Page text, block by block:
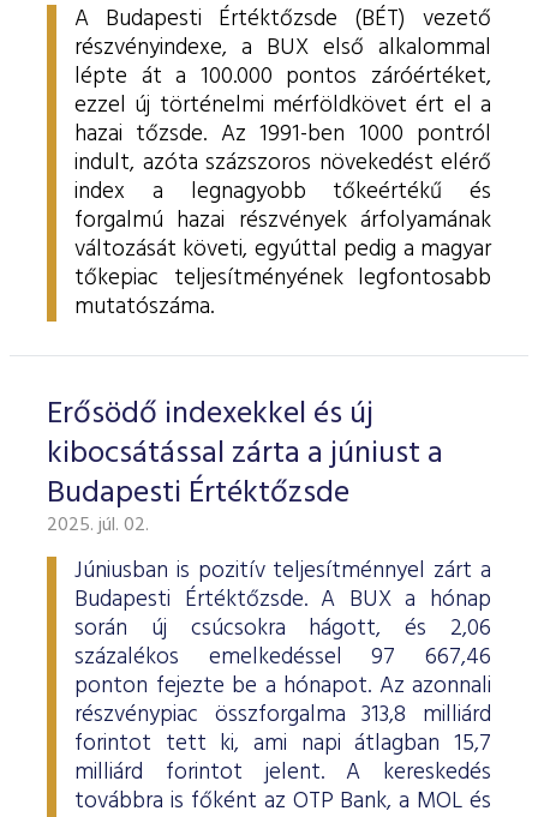
A Budapesti Értéktőzsde (BÉT) vezető
részvényindexe, a BUX első alkalommal
lépte át a 100.000 pontos záróértéket,
ezzel új történelmi mérföldkövet ért el a
hazai tőzsde. Az 1991-ben 1000 pontról
indult, azóta százszoros növekedést elérő
index a legnagyobb tőkeértékű és
forgalmú hazai részvények árfolyamának
változását követi, egyúttal pedig a magyar
tőkepiac teljesítményének legfontosabb
mutatószáma.
Erősödő indexekkel és új
kibocsátással zárta a júniust a
Budapesti Értéktőzsde
2025. júl. 02.
Júniusban is pozitív teljesítménnyel zárt a
Budapesti Értéktőzsde. A BUX a hónap
során új csúcsokra hágott, és 2,06
százalékos emelkedéssel 97 667,46
ponton fejezte be a hónapot. Az azonnali
részvénypiac összforgalma 313,8 milliárd
forintot tett ki, ami napi átlagban 15,7
milliárd forintot jelent. A kereskedés
továbbra is főként az OTP Bank, a MOL és